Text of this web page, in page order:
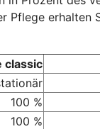
classic
100 %
100 %